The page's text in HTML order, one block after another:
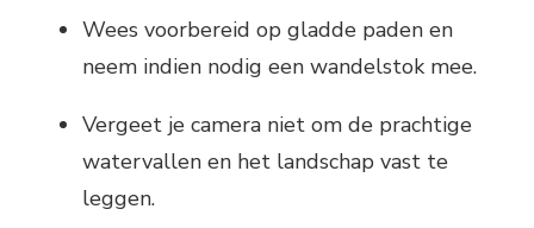
Wees voorbereid op gladde paden en
neem indien nodig een wandelstok mee.
Vergeet je camera niet om de prachtige
watervallen en het landschap vast te
leggen.